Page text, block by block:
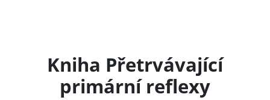
Kniha Přetrvávající
primární reflexy